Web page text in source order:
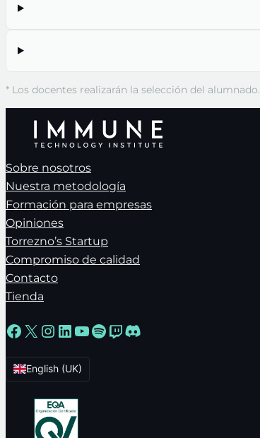
* Los docentes realizarán la selección del alumnado.
Sobre nosotros
Nuestra metodología
Formación para empresas
Opiniones
Torrezno’s Startup
Compromiso de calidad
Contacto
Tienda
Facebook
X Instagram
LinkedIn
YouTube
Spotify
Twitch
Discord
English (UK)